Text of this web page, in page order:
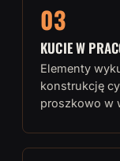
03
KUCIE W
Elementy
konstrukcję
proszkowo w